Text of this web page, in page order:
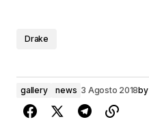
Drake
gallery news 3 Agosto 2018by